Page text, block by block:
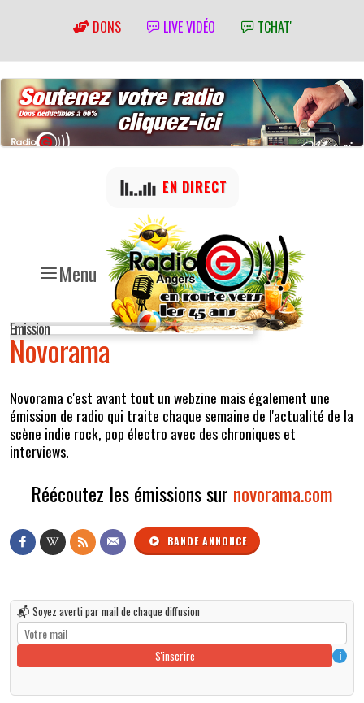
DONS LIVE VIDÉO TCHAT'
Menu
EN DIRECT
Emission
Novorama
Novorama c'est avant tout un webzine mais également une
émission de radio qui traite chaque semaine de l'actualité de la
scène indie rock, pop électro avec des chroniques et
interviews.
Réécoutez les émissions sur novorama.com
BANDE ANNONCE
📬 Soyez averti par mail de chaque diffusion
S'inscrire i